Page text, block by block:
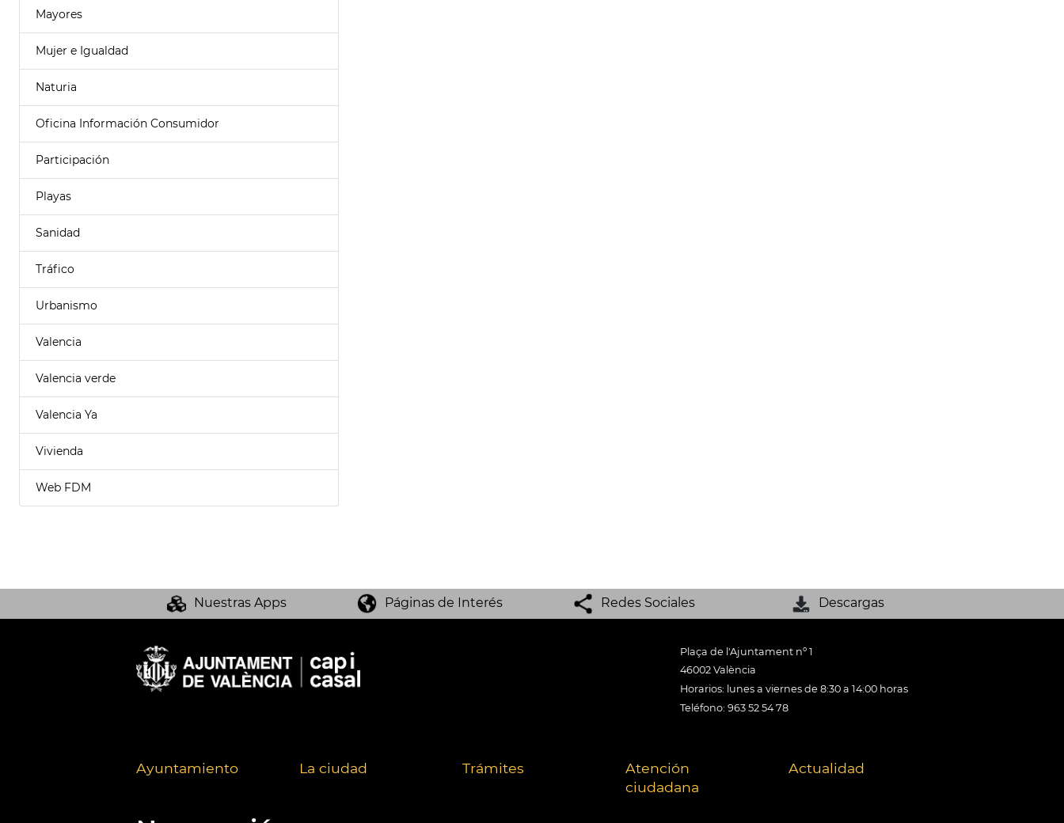
Mayores
Mujer e Igualdad
Naturia
Oficina Información Consumidor
Participación
Playas
Sanidad
Tráfico
Urbanismo
Valencia
Valencia verde
Valencia Ya
Vivienda
Web FDM
Nuestras Apps Páginas de Interés Redes Sociales Descargas
Plaça de l'Ajuntament nº 1
46002 València
Horarios: lunes a viernes de 8:30 a 14:00 horas
Teléfono: 963 52 54 78
Ayuntamiento La ciudad Trámites
Atención
ciudadana
Actualidad